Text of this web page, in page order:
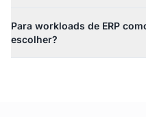
Para workloads de ERP
escolher?